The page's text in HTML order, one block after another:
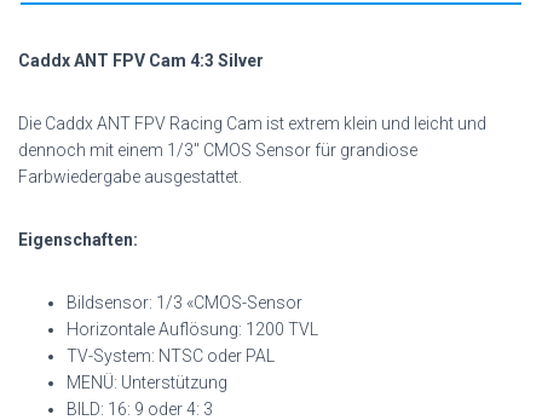
Caddx ANT FPV Cam 4:3 Silver
Die Caddx ANT FPV Racing Cam ist extrem klein und leicht und
dennoch mit einem 1/3″ CMOS Sensor für grandiose
Farbwiedergabe ausgestattet.
Eigenschaften:
Bildsensor: 1/3 «CMOS-Sensor
Horizontale Auflösung: 1200 TVL
TV-System: NTSC oder PAL
MENÜ: Unterstützung
BILD: 16: 9 oder 4: 3